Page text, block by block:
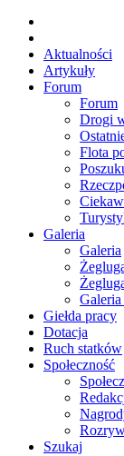
Aktualności
Artykuły
Forum
Forum
Drogi
Flota
Galeria
Galeria
Giełda pracy
Dotacja
Ruch statków
Społeczność
Szukaj